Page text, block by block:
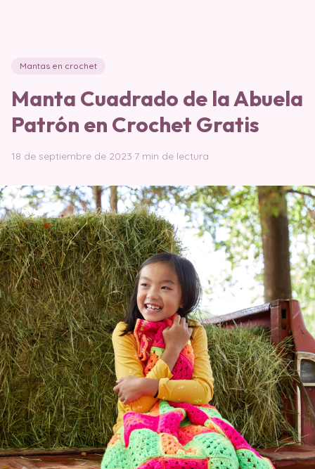
Mantas en crochet
Manta Cuadrado de la Abuela
Patrón en Crochet Gratis
18 de septiembre de 2023·7 min de lectura